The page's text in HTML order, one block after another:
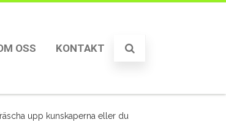
OSS KONTAKT
upp kunskaperna eller du